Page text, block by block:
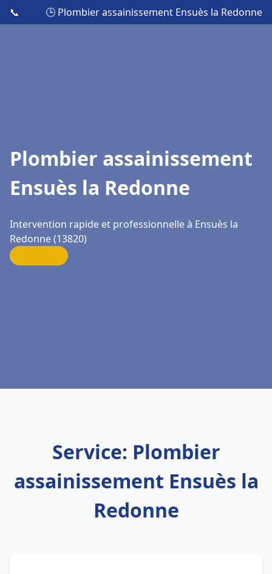
📞 🕒 Plombier assainissement Ensuès la Redonne
Plombier assainissement
Ensuès la Redonne
Intervention rapide et professionnelle à Ensuès la
Redonne (13820)
Service: Plombier
assainissement Ensuès la
Redonne